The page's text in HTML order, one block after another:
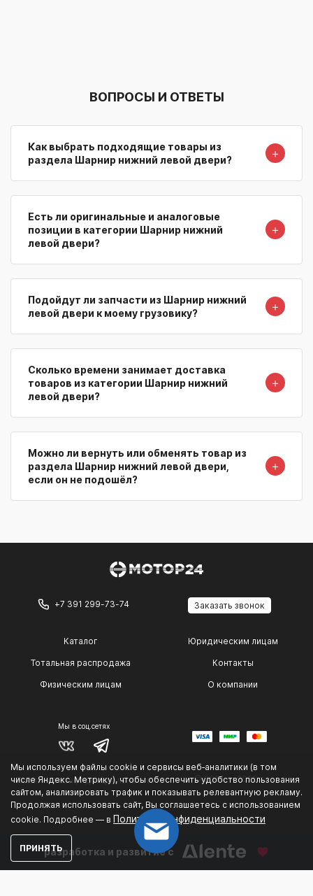
ВОПРОСЫ И ОТВЕТЫ
Как выбрать подходящие товары из
раздела Шарнир нижний левой двери?
＋
Есть ли оригинальные и аналоговые
позиции в категории Шарнир нижний
левой двери?
＋
Подойдут ли запчасти из Шарнир нижний
левой двери к моему грузовику?
＋
Сколько времени занимает доставка
товаров из категории Шарнир нижний
левой двери?
＋
Можно ли вернуть или обменять товар из
раздела Шарнир нижний левой двери,
если он не подошёл?
＋
Мы используем файлы cookie и сервисы веб‑аналитики (в том
числе Яндекс. Метрику), чтобы обеспечить удобство пользования
сайтом, анализировать трафик и показывать релевантную рекламу.
Продолжая использовать сайт, Вы соглашаетесь с использованием
cookie. Подробнее — в Политике конфиденциальности
ПРИНЯТЬ
+7 391 299-73-74 Заказать звонок
Каталог
Тотальная распродажа
Физическим лицам
Юридическим лицам
Контакты
О компании
Мы в соц.сетях
Политика конфиденциальности © 2014 — 2026 г.
.
разработка и развитие с